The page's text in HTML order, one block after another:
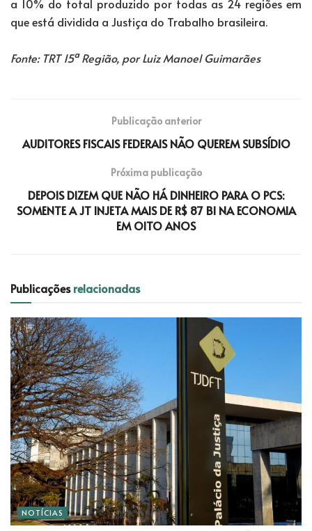
a 10% do total produzido por todas as 24 regiões em
que está dividida a Justiça do Trabalho brasileira.
Fonte: TRT 15ª Região, por Luiz Manoel Guimarães
Publicação anterior
AUDITORES FISCAIS FEDERAIS NÃO QUEREM SUBSÍDIO
Próxima publicação
DEPOIS DIZEM QUE NÃO HÁ DINHEIRO PARA O PCS:
SOMENTE A JT INJETA MAIS DE R$ 87 BI NA ECONOMIA
EM OITO ANOS
Publicaçõesrelacionadas
NOTÍCIAS